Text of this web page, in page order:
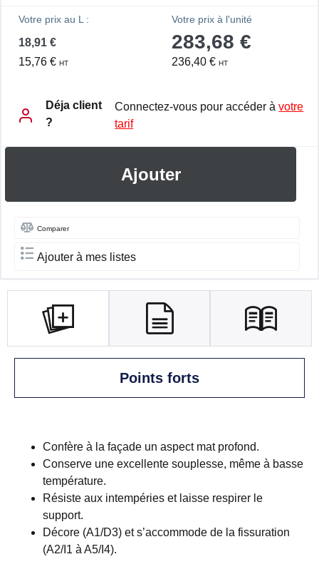
Votre prix au L :
18,91 €
15,76 € HT
Votre prix à l'unité
283,68 €
236,40 € HT
Déja client
?
Connectez-vous pour accéder àvotre
tarif
Ajouter
Comparer
Ajouter à mes listes
Points forts
Confère à la façade un aspect mat profond.
Conserve une excellente souplesse, même à basse
température.
Résiste aux intempéries et laisse respirer le
support.
Décore (A1/D3) et s’accommode de la fissuration
(A2/I1 à A5/I4).